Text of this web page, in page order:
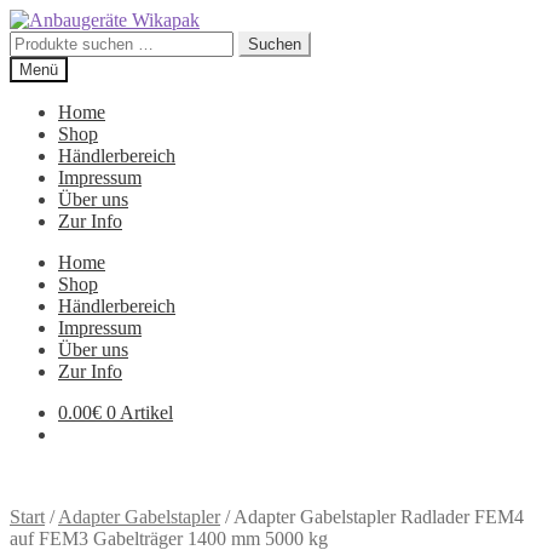
Zur
Navigation
springen
Zum
Inhalt
springen
Suchen
nach:
Suchen
Menü
Home
Shop
Händlerbereich
Impressum
Über uns
Zur Info
Home
Shop
Händlerbereich
Impressum
Über uns
Zur Info
0.00€ 0 Artikel
Start /Adapter Gabelstapler/Adapter Gabelstapler Radlader FEM4
auf FEM3 Gabelträger 1400 mm 5000 kg